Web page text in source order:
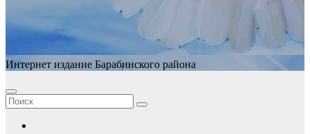
Интернет издание Барабинского района